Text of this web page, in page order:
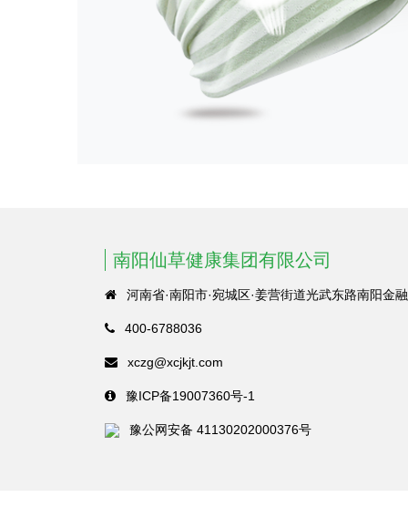
南阳仙草健康集团有限公司
河南省·南阳市·宛城区·姜营街道光武东路南阳金
400-6788036
xczg@xcjkjt.com
豫ICP备19007360号-1
豫公网安备 41130202000376号